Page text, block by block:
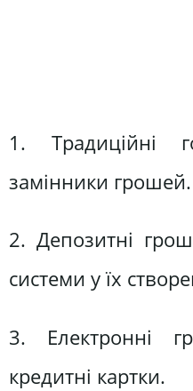
1. Традиційні
замінники грошей.
2. Депозитні
системи у їх
3. Електронні
кредитні картки.